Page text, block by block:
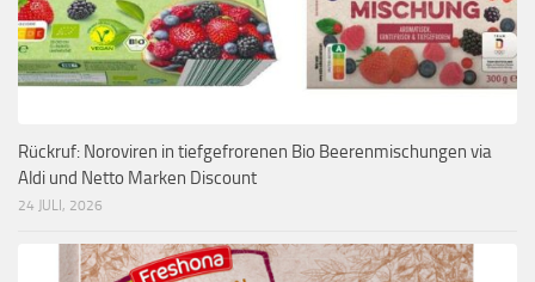
Rückruf: Noroviren in tiefgefrorenen Bio Beerenmischungen via
Aldi und Netto Marken Discount
24 JULI, 2026